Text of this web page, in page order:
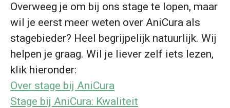
Overweeg je om bij ons stage te lopen, maar
wil je eerst meer weten over AniCura als
stagebieder? Heel begrijpelijk natuurlijk. Wij
helpen je graag. Wil je liever zelf iets lezen,
klik hieronder:
Over stage bij AniCura
Stage bij AniCura: Kwaliteit